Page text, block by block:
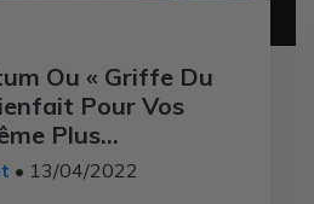
Ou « Griffe Du
Pour Vos
Plus…
• 13/04/2022